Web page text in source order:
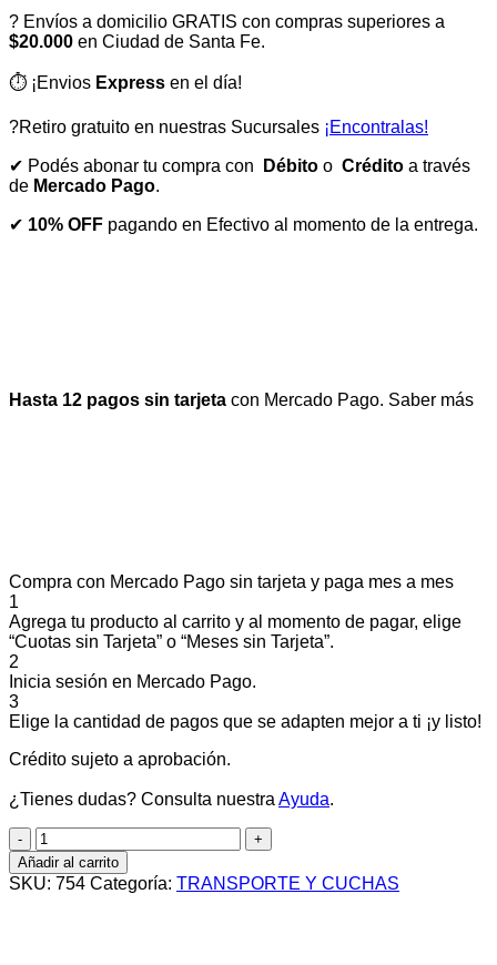
? Envíos a domicilio GRATIS con compras superiores a
$20.000 en Ciudad de Santa Fe.
⏱️ ¡Envios Express en el día!
?Retiro gratuito en nuestras Sucursales ¡Encontralas!
✔ Podés abonar tu compra con Débito o Crédito a través
de Mercado Pago.
✔ 10% OFF pagando en Efectivo al momento de la entrega.
Hasta 12 pagos sin tarjeta con Mercado Pago. Saber más
Compra con Mercado Pago sin tarjeta y paga mes a mes
1
Agrega tu producto al carrito y al momento de pagar, elige
“Cuotas sin Tarjeta” o “Meses sin Tarjeta”.
2
Inicia sesión en Mercado Pago.
3
Elige la cantidad de pagos que se adapten mejor a ti ¡y listo!
Crédito sujeto a aprobación.
¿Tienes dudas? Consulta nuestra Ayuda.
CUBRE
ASIENTO
DELANTERO
cantidad
Añadir al carrito
SKU: 754 Categoría: TRANSPORTE Y CUCHAS